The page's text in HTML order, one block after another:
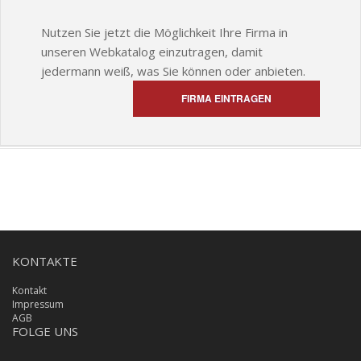
Nutzen Sie jetzt die Möglichkeit Ihre Firma in
unseren Webkatalog einzutragen, damit
jedermann weiß, was Sie können oder anbieten.
FIRMA EINTRAGEN
KONTAKTE
Kontakt
Impressum
AGB
FOLGE UNS